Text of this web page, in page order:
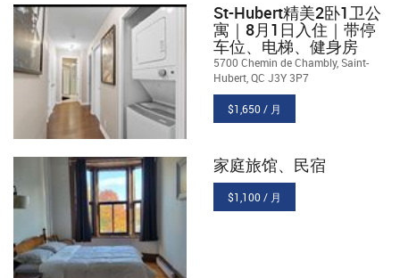
St-Hubert精美2卧1卫公
寓｜8月1日入住｜带停
车位、电梯、健身房
5700 Chemin de Chambly, Saint-
Hubert, QC J3Y 3P7
$1,650 / 月
家庭旅馆、民宿
$1,100 / 月